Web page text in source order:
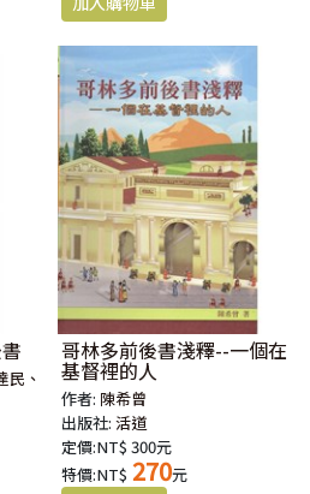
民、
哥林多前後書淺釋--一個在
基督裡的人
作者: 陳希曾
出版社:活道
定價:NT$ 300元
特價:NT$ 270元